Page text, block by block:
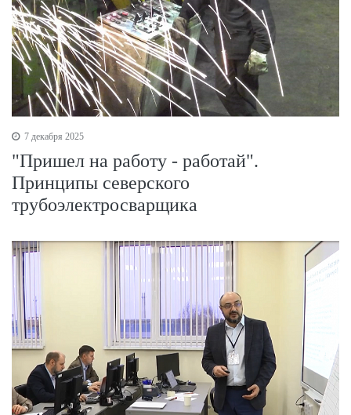
7 декабря 2025
"Пришел на работу - работай".
Принципы северского
трубоэлектросварщика